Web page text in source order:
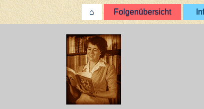
⌂ Folgenübersicht